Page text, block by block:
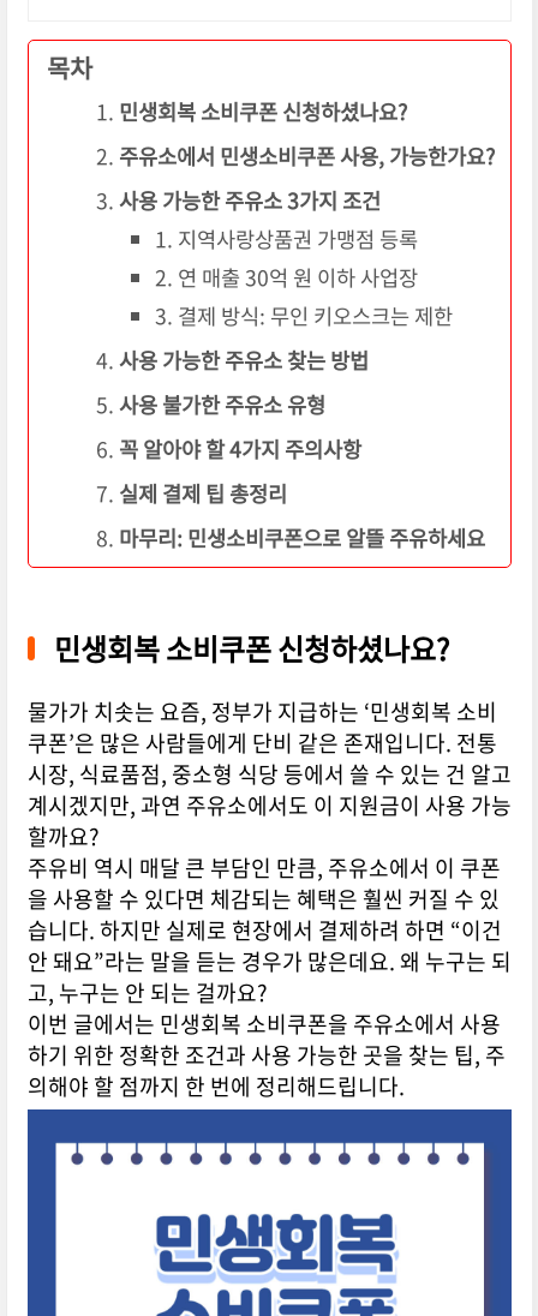
목차
민생회복 소비쿠폰 신청하셨나요?
주유소에서 민생소비쿠폰 사용, 가능한가요?
사용 가능한 주유소 3가지 조건
1. 지역사랑상품권 가맹점 등록
2. 연 매출 30억 원 이하 사업장
3. 결제 방식: 무인 키오스크는 제한
사용 가능한 주유소 찾는 방법
사용 불가한 주유소 유형
꼭 알아야 할 4가지 주의사항
실제 결제 팁 총정리
마무리: 민생소비쿠폰으로 알뜰 주유하세요
민생회복 소비쿠폰 신청하셨나요?
물가가 치솟는 요즘, 정부가 지급하는 ‘민생회복 소비
쿠폰’은 많은 사람들에게 단비 같은 존재입니다. 전통
시장, 식료품점, 중소형 식당 등에서 쓸 수 있는 건 알고
계시겠지만, 과연 주유소에서도 이 지원금이 사용 가능
할까요?
주유비 역시 매달 큰 부담인 만큼, 주유소에서 이 쿠폰
을 사용할 수 있다면 체감되는 혜택은 훨씬 커질 수 있
습니다. 하지만 실제로 현장에서 결제하려 하면 “이건
안 돼요”라는 말을 듣는 경우가 많은데요. 왜 누구는 되
고, 누구는 안 되는 걸까요?
이번 글에서는 민생회복 소비쿠폰을 주유소에서 사용
하기 위한 정확한 조건과 사용 가능한 곳을 찾는 팁, 주
의해야 할 점까지 한 번에 정리해드립니다.